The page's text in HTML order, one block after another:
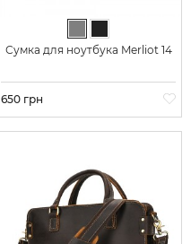
Сумка для ноутбука Merliot 14
Цена
650 грн